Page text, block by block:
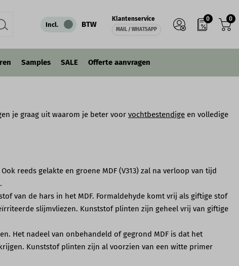
0
Incl. BTW
Klantenservice
MAIL / WHATSAPP
0
Samples SALE Offerte aanvragen
je graag uit waarom je beter voor vochtbestendige en volledige
reeds gelakte en groene MDF (V313) zal na verloop van tijd
van de hars in het MDF. Formaldehyde komt vrij als giftige stof
slijmvliezen. Kunststof plinten zijn geheel vrij van giftige
Het nadeel van onbehandeld of gegrond MDF is dat het
Kunststof plinten zijn al voorzien van een witte primer